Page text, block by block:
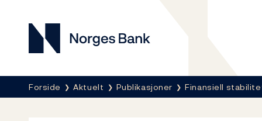
Norges Bank
Her er du nå:
Forside Aktuelt Publikasjoner Finansiell